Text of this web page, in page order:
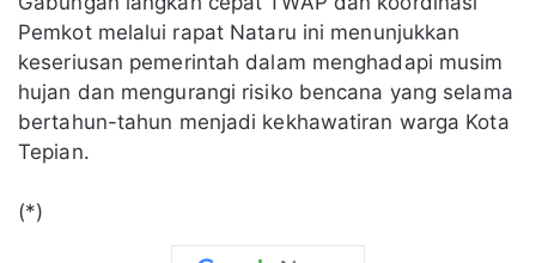
Pemkot melalui rapat Nataru ini menunjukkan
keseriusan pemerintah dalam menghadapi musim
hujan dan mengurangi risiko bencana yang selama
bertahun-tahun menjadi kekhawatiran warga Kota
Tepian.
(*)